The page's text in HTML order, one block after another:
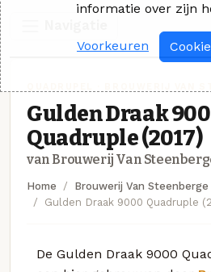
Gulden Draak
Quadruple (2017)
van Brouwerij Van
Home
Brouwerij Van Steenberge
Gulden Draak 9000 Quadruple
De Gulden Draak 9000
informatie over zijn
Voorkeuren